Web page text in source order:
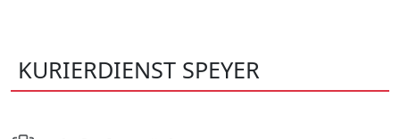
KURIERDIENST SPEYER